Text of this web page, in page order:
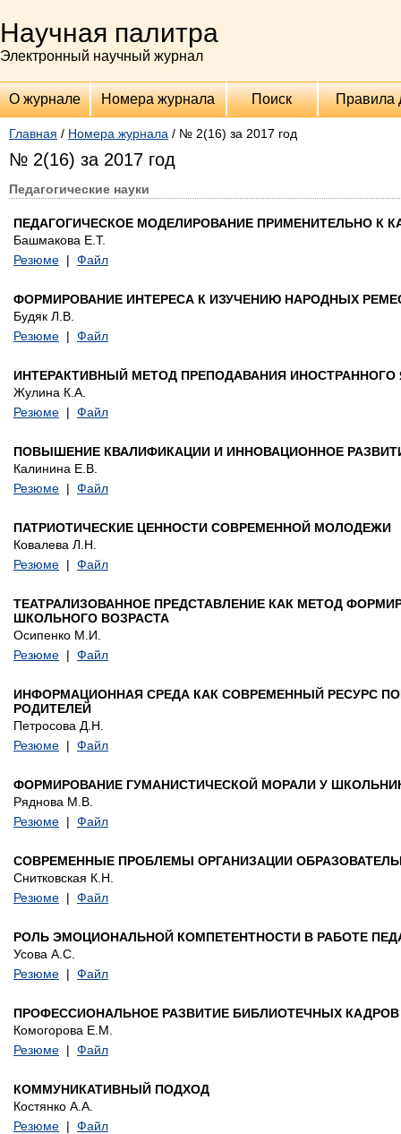
Научная палитра
Электронный научный журнал
О журнале Номера журнала Поиск Правила
Главная / Номера журнала / № 2(16) за 2017 год
№ 2(16) за 2017 год
Педагогические науки
ПЕДАГОГИЧЕСКОЕ МОДЕЛИРОВАНИЕ ПРИМЕНИТЕЛЬНО К
Башмакова Е.Т.
Резюме | Файл
ФОРМИРОВАНИЕ ИНТЕРЕСА К ИЗУЧЕНИЮ НАРОДНЫХ
Будяк Л.В.
Резюме | Файл
ИНТЕРАКТИВНЫЙ МЕТОД ПРЕПОДАВАНИЯ ИНОСТРАННОГО
Жулина К.А.
Резюме | Файл
ПОВЫШЕНИЕ КВАЛИФИКАЦИИ И ИННОВАЦИОННОЕ
Калинина Е.В.
Резюме | Файл
ПАТРИОТИЧЕСКИЕ ЦЕННОСТИ СОВРЕМЕННОЙ МОЛОДЕЖИ
Ковалева Л.Н.
Резюме | Файл
ТЕАТРАЛИЗОВАННОЕ ПРЕДСТАВЛЕНИЕ КАК МЕТОД
ШКОЛЬНОГО ВОЗРАСТА
Осипенко М.И.
Резюме | Файл
ИНФОРМАЦИОННАЯ СРЕДА КАК СОВРЕМЕННЫЙ РЕСУРС
РОДИТЕЛЕЙ
Петросова Д.Н.
Резюме | Файл
ФОРМИРОВАНИЕ ГУМАНИСТИЧЕСКОЙ МОРАЛИ У
Ряднова М.В.
Резюме | Файл
СОВРЕМЕННЫЕ ПРОБЛЕМЫ ОРГАНИЗАЦИИ
Снитковская К.Н.
Резюме | Файл
РОЛЬ ЭМОЦИОНАЛЬНОЙ КОМПЕТЕНТНОСТИ В РАБОТЕ
Усова А.С.
Резюме | Файл
ПРОФЕССИОНАЛЬНОЕ РАЗВИТИЕ БИБЛИОТЕЧНЫХ
Комогорова Е.М.
Резюме | Файл
КОММУНИКАТИВНЫЙ ПОДХОД
Костянко А.А.
Резюме | Файл